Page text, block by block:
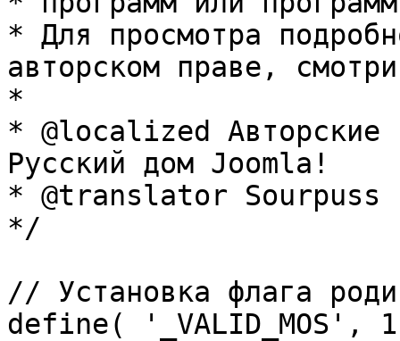
* Для просмотра
авторском праве,
*
* @localized Авторские
Русский дом Joomla!
* @translator Sourpuss
*/
// Установка флага
define( '_VALID_MOS',